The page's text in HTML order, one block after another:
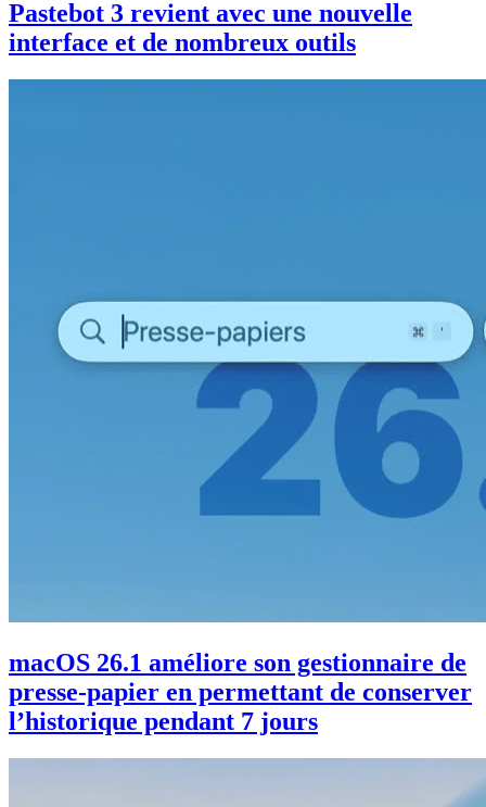
Pastebot 3 revient avec une nouvelle
interface et de nombreux outils
macOS 26.1 améliore son gestionnaire de
presse-papier en permettant de conserver
l’historique pendant 7 jours